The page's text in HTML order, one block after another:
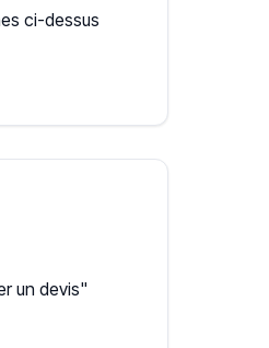
ci-dessus
un devis"